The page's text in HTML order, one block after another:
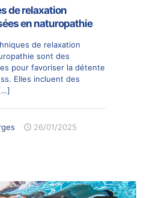
de relaxation
en naturopathie
de relaxation
sont des
pour favoriser la détente
Elles incluent des
26/01/2025